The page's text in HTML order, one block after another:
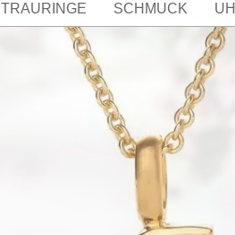
TRAURINGE SCHMUCK